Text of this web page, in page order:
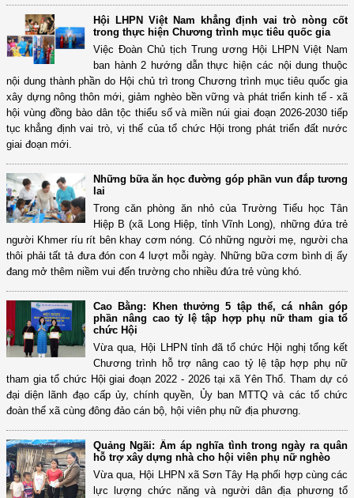
Hội LHPN Việt Nam khẳng định vai trò nòng cốt
trong thực hiện Chương trình mục tiêu quốc gia
Việc Đoàn Chủ tịch Trung ương Hội LHPN Việt Nam
ban hành 2 hướng dẫn thực hiện các nội dung thuộc
nội dung thành phần do Hội chủ trì trong Chương trình mục tiêu quốc gia
xây dựng nông thôn mới, giảm nghèo bền vững và phát triển kinh tế - xã
hội vùng đồng bào dân tộc thiểu số và miền núi giai đoạn 2026-2030 tiếp
tục khẳng định vai trò, vị thế của tổ chức Hội trong phát triển đất nước
giai đoạn mới.
Những bữa ăn học đường góp phần vun đắp tương
lai
Trong căn phòng ăn nhỏ của Trường Tiểu học Tân
Hiệp B (xã Long Hiệp, tỉnh Vĩnh Long), những đứa trẻ
người Khmer ríu rít bên khay cơm nóng. Có những người mẹ, người cha
thôi phải tất tả đưa đón con 4 lượt mỗi ngày. Những bữa cơm bình dị ấy
đang mở thêm niềm vui đến trường cho nhiều đứa trẻ vùng khó.
Cao Bằng: Khen thưởng 5 tập thể, cá nhân góp
phần nâng cao tỷ lệ tập hợp phụ nữ tham gia tổ
chức Hội
Vừa qua, Hội LHPN tỉnh đã tổ chức Hội nghị tổng kết
Chương trình hỗ trợ nâng cao tỷ lệ tập hợp phụ nữ
tham gia tổ chức Hội giai đoạn 2022 - 2026 tại xã Yên Thổ. Tham dự có
đại diện lãnh đạo cấp ủy, chính quyền, Ủy ban MTTQ và các tổ chức
đoàn thể xã cùng đông đảo cán bộ, hội viên phụ nữ địa phương.
Quảng Ngãi: Ấm áp nghĩa tình trong ngày ra quân
hỗ trợ xây dựng nhà cho hội viên phụ nữ nghèo
Vừa qua, Hội LHPN xã Sơn Tây Hạ phối hợp cùng các
lực lượng chức năng và người dân địa phương tổ